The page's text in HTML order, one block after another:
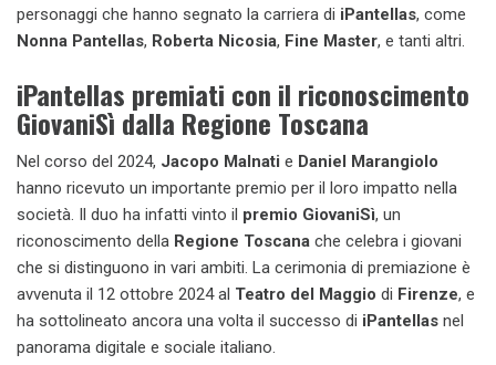
personaggi che hanno segnato la carriera di iPantellas, come
Nonna Pantellas, Roberta Nicosia, Fine Master, e tanti altri.
iPantellas premiati con il riconoscimento
GiovaniSì dalla Regione Toscana
Nel corso del 2024, Jacopo Malnati e Daniel Marangiolo
hanno ricevuto un importante premio per il loro impatto nella
società. Il duo ha infatti vinto il premio GiovaniSì, un
riconoscimento della Regione Toscana che celebra i giovani
che si distinguono in vari ambiti. La cerimonia di premiazione è
avvenuta il 12 ottobre 2024 al Teatro del Maggio di Firenze, e
ha sottolineato ancora una volta il successo di iPantellas nel
panorama digitale e sociale italiano.